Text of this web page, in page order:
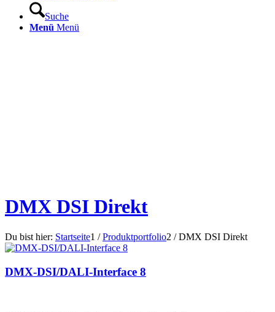
Suche
Menü Menü
DMX DSI Direkt
Du bist hier: Startseite1 / Produktportfolio2 / DMX DSI Direkt
DMX-DSI/DALI-Interface 8